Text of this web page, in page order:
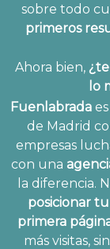
sobre todo
primeros
Ahora bien,
lo
Fuenlabrada
de Madrid
empresas
con una
la diferencia.
posicionar
primera
más visitas,